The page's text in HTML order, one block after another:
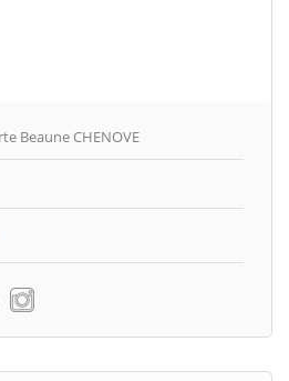
Beaune CHENOVE